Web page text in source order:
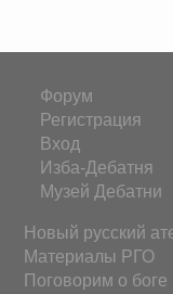
Форум
Регистрация
Вход
Изба-Дебатня
Музей Дебатни
Новый русский
Материалы РГО
Поговорим о боге